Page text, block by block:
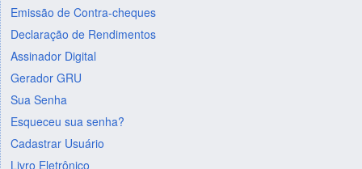
Emissão de Contra-cheques
Declaração de Rendimentos
Assinador Digital
Gerador GRU
Sua Senha
Esqueceu sua senha?
Cadastrar Usuário
Livro Eletrônico